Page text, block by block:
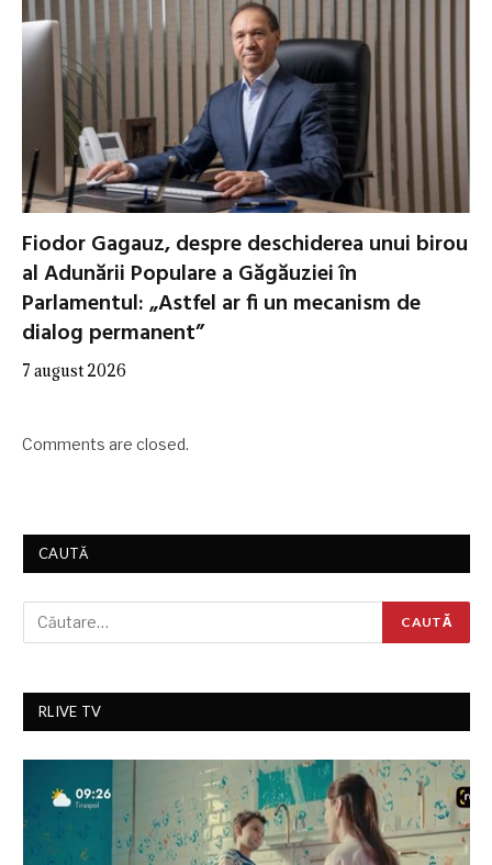
Fiodor Gagauz, despre deschiderea unui birou
al Adunării Populare a Găgăuziei în
Parlamentul: „Astfel ar fi un mecanism de
dialog permanent”
7 august 2026
Comments are closed.
CAUTĂ
RLIVE TV